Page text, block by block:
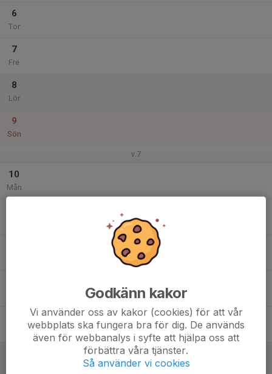
6
Tor
7
Fre
8
Lör
9
Sön
v.7
10
Mån
Godkänn kakor
Vi använder oss av kakor (cookies) för att vår
webbplats ska fungera bra för dig. De används
även för webbanalys i syfte att hjälpa oss att
förbättra våra tjänster.
Så använder vi cookies